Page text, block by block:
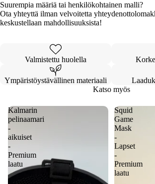
Suurempia määriä tai henkilökohtainen malli?
Ota yhteyttä ilman velvoitetta
keskustellaan mahdollisuuksista!
Valmistettu huolella
Ympäristöystävällinen materiaali
Katso myös
Kalmarin
pelinaamari
-
aikuiset
-
Premium
laatu
Squid
Game
Mask
-
Lapset
-
Premium
laatu